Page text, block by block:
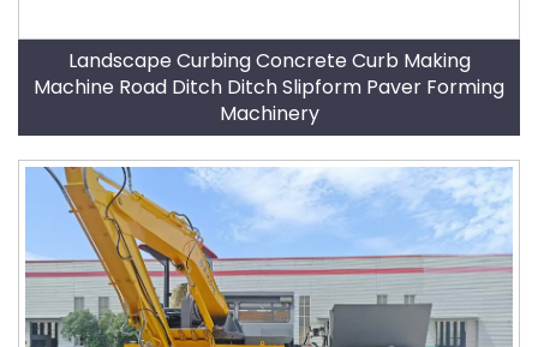
Landscape Curbing Concrete Curb Making
Machine Road Ditch Ditch Slipform Paver Forming
Machinery